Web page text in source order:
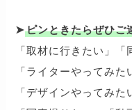
➤ピンときたらぜひご
「取材に行きたい」「
「ライターやってみた
「デザインやってみた